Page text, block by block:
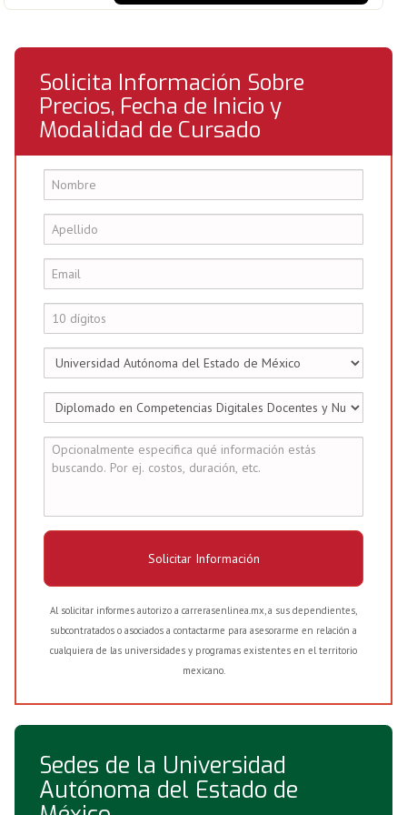
Solicita Información Sobre
Precios, Fecha de Inicio y
Modalidad de Cursado
Solicitar Información
Al solicitar informes autorizo a carrerasenlinea.mx, a sus dependientes,
subcontratados o asociados a contactarme para asesorarme en relación a
cualquiera de las universidades y programas existentes en el territorio
mexicano.
Sedes de la Universidad
Autónoma del Estado de